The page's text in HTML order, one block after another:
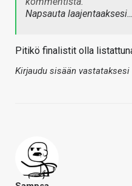
Napsauta laajentaaksesi…
Pitikö finalistit olla
Kirjaudu sisään vastataksesi